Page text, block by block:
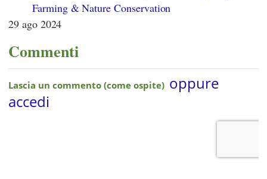
Farming & Nature Conservation
29 ago 2024
Commenti